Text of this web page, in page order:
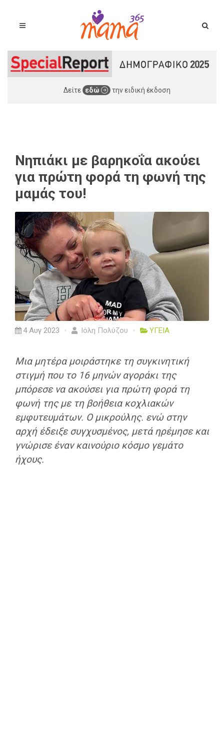
Δείτε εδώ την ειδική έκδοση
Νηπιάκι με βαρηκοΐα ακούει
για πρώτη φορά τη φωνή της
μαμάς του!
4 Αυγ 2023 Ιόλη Πολύζου ΥΓΕΙΑ
Μια μητέρα μοιράστηκε τη συγκινητική
στιγμή που το 16 μηνών αγοράκι της
μπόρεσε να ακούσει για πρώτη φορά τη
φωνή της με τη βοήθεια κοχλιακών
εμφυτευμάτων. Ο μικρούλης. ενώ στην
αρχή έδειξε συγχυσμένος, μετά ηρέμησε και
γνώρισε έναν καινούριο κόσμο γεμάτο
ήχους.